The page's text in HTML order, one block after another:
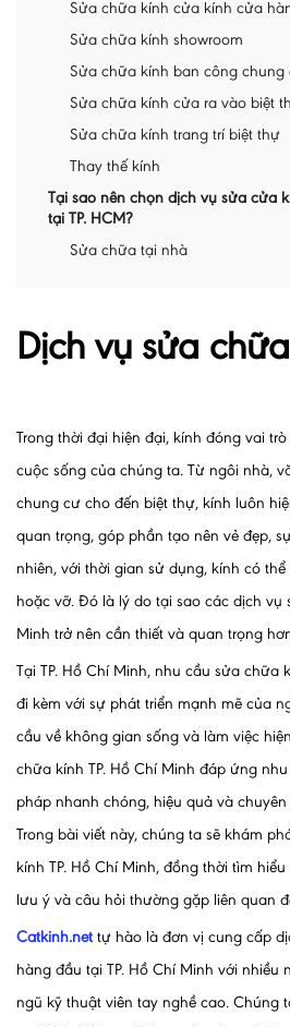
Sửa chữa kính cửa kính cửa
Sửa chữa kính showroom
Sửa chữa kính ban công chung
Sửa chữa kính cửa ra vào biệt
Sửa chữa kính trang trí biệt thự
Thay thế kính
Tại sao nên chọn dịch vụ sửa cửa
tại TP. HCM?
Sửa chữa tại nhà
Dịch vụ sửa
Trong thời đại hiện đại, kính đóng vai
cuộc sống của chúng ta. Từ ngôi nhà,
chung cư cho đến biệt thự, kính luôn
quan trọng, góp phần tạo nên vẻ đẹp,
nhiên, với thời gian sử dụng, kính có
hoặc vỡ. Đó là lý do tại sao các dịch vụ
Minh trở nên cần thiết và quan trọng
Tại TP. Hồ Chí Minh, nhu cầu sửa chữa
đi kèm với sự phát triển mạnh mẽ của
cầu về không gian sống và làm việc
chữa kính TP. Hồ Chí Minh đáp ứng
pháp nhanh chóng, hiệu quả và
Trong bài viết này, chúng ta sẽ khám
kính TP. Hồ Chí Minh, đồng thời tìm
lưu ý và câu hỏi thường gặp liên quan
Catkinh.net tự hào là đơn vị cung cấp
hàng đầu tại TP. Hồ Chí Minh với nhiều
ngũ kỹ thuật viên tay nghề cao. Chúng